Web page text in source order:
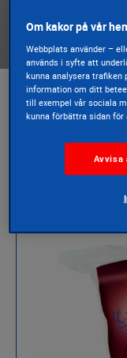
500 G
Om kakor på vår
Webbplats använder –
används i syfte att
kunna analysera trafiken
information om ditt
till exempel vår sociala
kunna förbättra sidan för
Avvisa